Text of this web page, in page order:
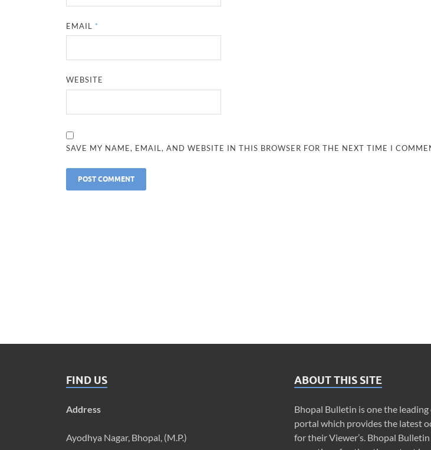
EMAIL *
WEBSITE
SAVE MY NAME, EMAIL, AND WEBSITE IN THIS BROWSER FOR THE NEXT TIME I
FIND US
Address
Ayodhya Nagar, Bhopal, (M.P.)
ABOUT THIS SITE
Bhopal Bulletin is one the
portal which provides the latest
for their Viewer’s. Bhopal